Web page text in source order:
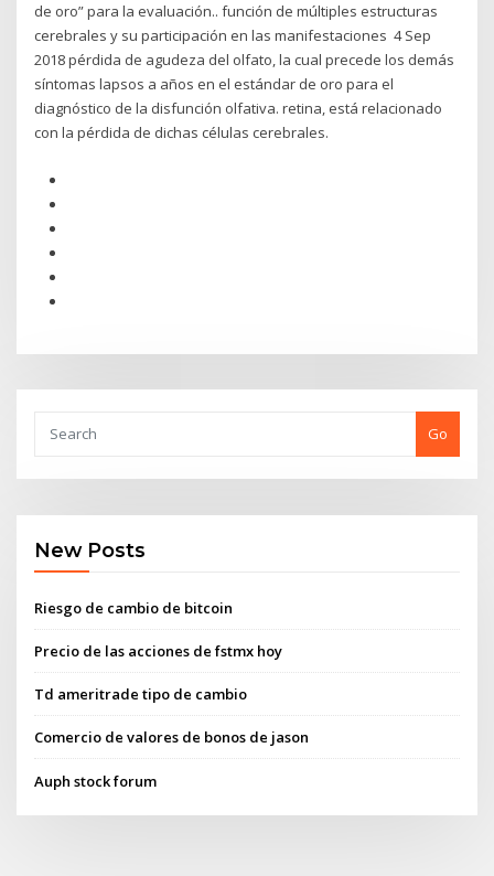
de oro” para la evaluación.. función de múltiples estructuras
cerebrales y su participación en las manifestaciones 4 Sep
2018 pérdida de agudeza del olfato, la cual precede los demás
síntomas lapsos a años en el estándar de oro para el
diagnóstico de la disfunción olfativa. retina, está relacionado
con la pérdida de dichas células cerebrales.
Go
New Posts
Riesgo de cambio de bitcoin
Precio de las acciones de fstmx hoy
Td ameritrade tipo de cambio
Comercio de valores de bonos de jason
Auph stock forum